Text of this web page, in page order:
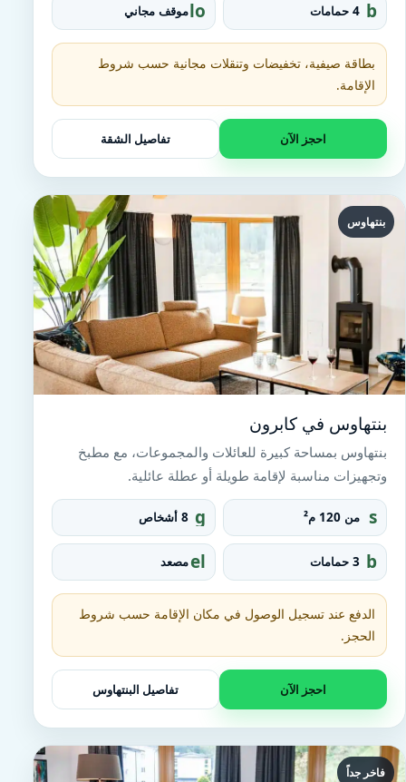
u
p
b
at
h
t
u
b
4 حمامات lo
c
al
_
r
g
موقف مجاني
بطاقة صيفية، تخفيضات وتنقلات مجانية حسب شروط
الإقامة.
احجز الآن تفاصيل الشقة
بنتهاوس
بنتهاوس في كابرون
بنتهاوس بمساحة كبيرة للعائلات والمجموعات، مع مطبخ
وتجهيزات مناسبة لإقامة طويلة أو عطلة عائلية.
s
q
u
a
r
e_
fo
o
t
من 120 م² g
r
o
u
p
8 أشخاص
b
at
h
t
u
b
3 حمامات el
e
v
at
مصعد
الدفع عند تسجيل الوصول في مكان الإقامة حسب شروط
الحجز.
احجز الآن تفاصيل البنتهاوس
فاخر جداً